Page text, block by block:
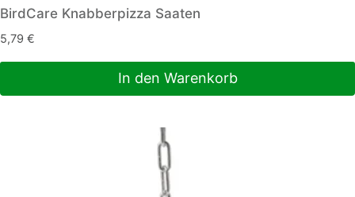
BirdCare Knabberpizza Saaten
5,79 €
In den Warenkorb